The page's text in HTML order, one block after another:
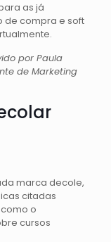
as já
de compra e soft
por Paula
de Marketing
marca decole,
citadas
o
cursos